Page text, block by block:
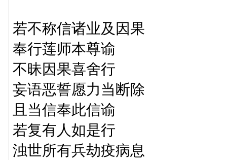
若不称信诸业及因果
奉行莲师本尊谕
不昧因果喜舍行
妄语恶誓愿力当断除
且当信奉此信谕
若复有人如是行
浊世所有兵劫疫病息